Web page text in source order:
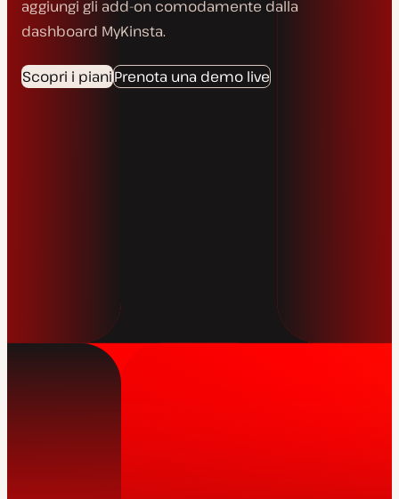
aggiungi gli add-on comodamente dalla
dashboard MyKinsta.
Scopri i pianiPrenota una demo live